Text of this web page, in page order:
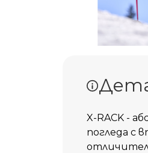
X-RACK -
погледа с